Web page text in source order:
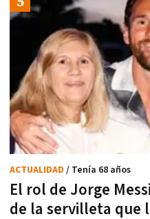
El rol de Jorge
de la servilleta que
ACTUALIDAD / Tenía 68 años